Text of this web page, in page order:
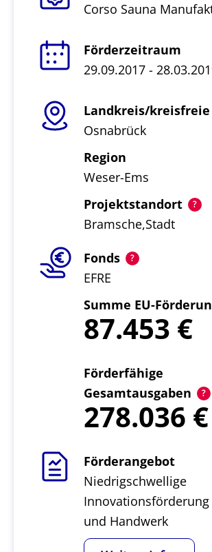
Corso Sauna
Förderzeitraum
29.09.2017 -
Landkreis/
Osnabrück
Region
Weser-Ems
Projektstandort
Bramsche,Stadt
Fonds
EFRE
Summe EU-
87.453
Förderfähige
Gesamtausgaben
278.036
Förderangebot
Niedrigschwellige
Innovationsförderung
und Handwerk